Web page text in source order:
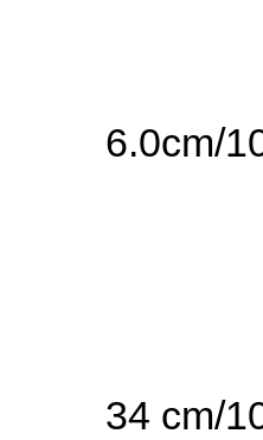
6.0cm/
34 cm/